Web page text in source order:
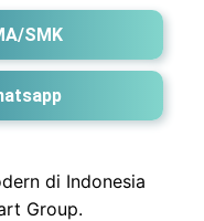
SMK
di Indonesia
Group.